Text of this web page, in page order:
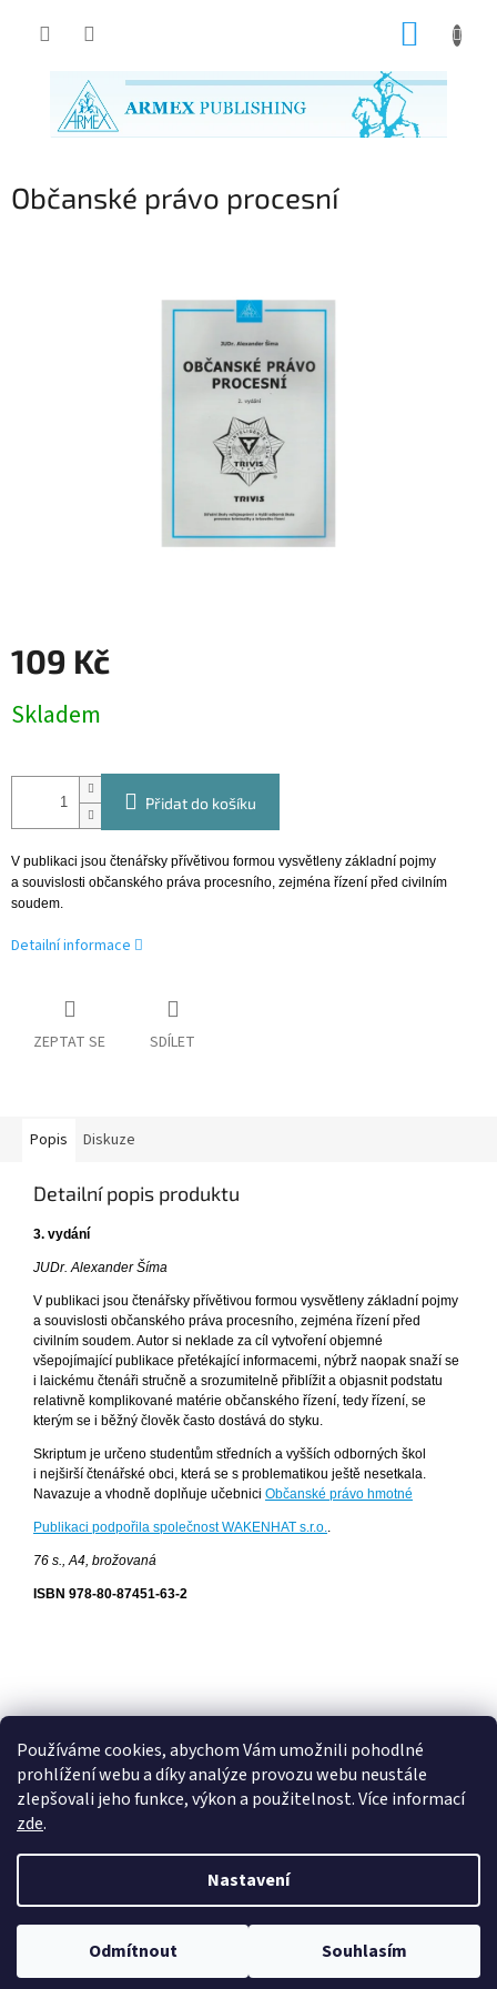
Používáme cookies, abychom Vám umožnili pohodlné
prohlížení webu a díky analýze provozu webu neustále
zlepšovali jeho funkce, výkon a použitelnost. Více informací
zde.
Nastavení
Odmítnout Souhlasím
Občanské právo procesní
109 Kč
cena:
Skladem
Přidat do košíku
V publikaci jsou čtenářsky přívětivou formou vysvětleny základní pojmy
a souvislosti občanského práva procesního, zejména řízení před civilním
soudem.
Detailní informace
ZEPTAT SE SDÍLET
Popis Diskuze
Detailní popis produktu
3. vydání
JUDr. Alexander Šíma
V publikaci jsou čtenářsky přívětivou formou vysvětleny základní pojmy
a souvislosti občanského práva procesního, zejména řízení před
civilním soudem. Autor si neklade za cíl vytvoření objemné
všepojímající publikace přetékající informacemi, nýbrž naopak snaží se
i laickému čtenáři stručně a srozumitelně přiblížit a objasnit podstatu
relativně komplikované matérie občanského řízení, tedy řízení, se
kterým se i běžný člověk často dostává do styku.
Skriptum je určeno studentům středních a vyšších odborných škol
i nejširší čtenářské obci, která se s problematikou ještě nesetkala.
Navazuje a vhodně doplňuje učebnici Občanské právo hmotné
Publikaci podpořila společnost WAKENHAT s.r.o..
76 s., A4, brožovaná
ISBN 978-80-87451-63-2
Z
armexpublishing.cz WAKENHAT eshop WAKENHAT
WAKENHAT
Vytvořil Shoptet
Copyright 2026Armex Publishing, s.r.o. . Všechna práva vyhrazena.